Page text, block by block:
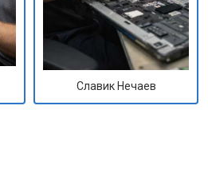
Славик Нечаев